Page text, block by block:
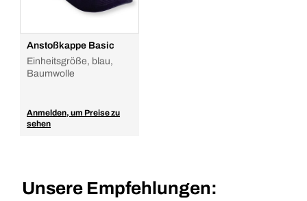
Anstoßkappe Basic
Einheitsgröße, blau,
Baumwolle
Anmelden, um Preise zu
sehen
Unsere Empfehlungen: